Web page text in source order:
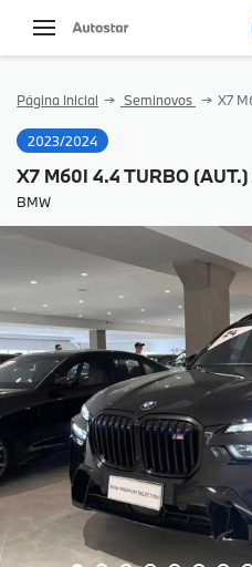
Página Inicial Seminovos X7
2023/2024
X7 M60I 4.4 TURBO
BMW